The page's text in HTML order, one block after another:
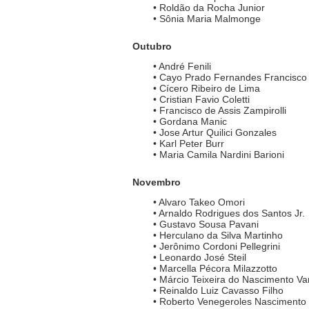
• Roldão da Rocha Junior
• Sônia Maria Malmonge
Outubro
• André Fenili
• Cayo Prado Fernandes Francisco
• Cícero Ribeiro de Lima
• Cristian Favio Coletti
• Francisco de Assis Zampirolli
• Gordana Manic
• Jose Artur Quilici Gonzales
• Karl Peter Burr
• Maria Camila Nardini Barioni
Novembro
• Alvaro Takeo Omori
• Arnaldo Rodrigues dos Santos Jr.
• Gustavo Sousa Pavani
• Herculano da Silva Martinho
• Jerônimo Cordoni Pellegrini
• Leonardo José Steil
• Marcella Pécora Milazzotto
• Márcio Teixeira do Nascimento
• Reinaldo Luiz Cavasso Filho
• Roberto Venegeroles Nascimento